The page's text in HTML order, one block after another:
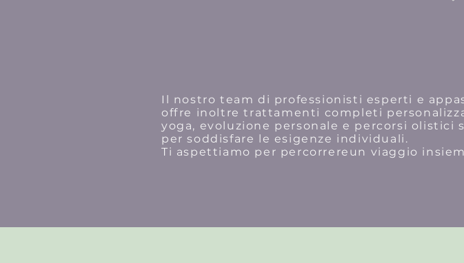
Il nostro team di professionisti esperti e
offre inoltre trattamenti completi
yoga, evoluzione personale e percorsi olistici
per soddisfare le esigenze individuali.
Ti aspettiamo per percorrereun viaggio